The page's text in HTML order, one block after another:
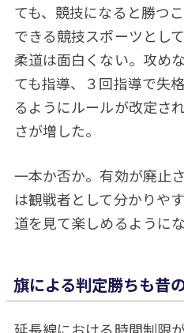
ても、競技になると勝つ
できる競技スポーツとし
柔道は面白くない。攻め
ても指導、３回指導で失
るようにルールが改定さ
さが増した。
一本か否か。有効が廃止
は観戦者として分かりや
道を見て楽しめるように
旗による判定勝ちも昔